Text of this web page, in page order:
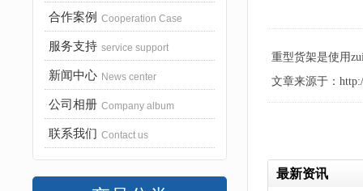
合作案例 Cooperation Case
服务支持 service support
新闻中心 News center
公司相册 Company album
联系我们 Contact us
重型货架是使用
文章来源于：
最新资讯